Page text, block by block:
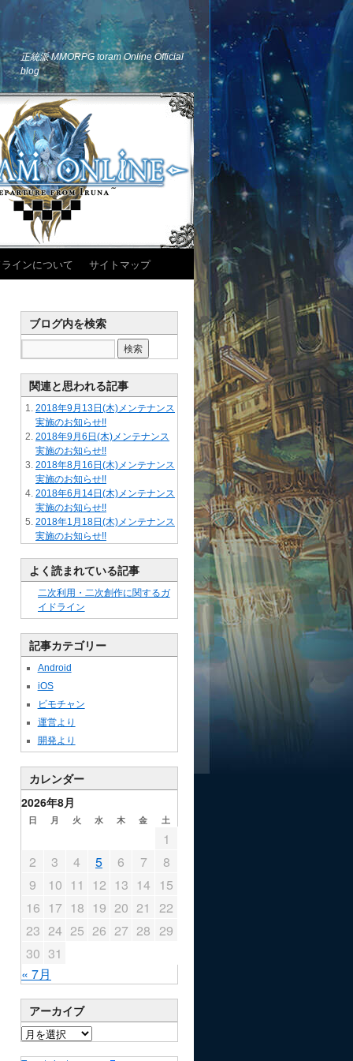
正統派 MMORPG toram Online Official
blog
インについて サイトマップ
ブログ内を検索
関連と思われる記事
2018年9月13日(木)メンテナンス
実施のお知らせ!!
2018年9月6日(木)メンテナンス
実施のお知らせ!!
2018年8月16日(木)メンテナンス
実施のお知らせ!!
2018年6月14日(木)メンテナンス
実施のお知らせ!!
2018年1月18日(木)メンテナンス
実施のお知らせ!!
よく読まれている記事
二次利用・二次創作に関するガ
イドライン
記事カテゴリー
Android
iOS
ビモチャン
運営より
開発より
カレンダー
2026年8月
日 月 火 水 木 金 土
« 7月
1
2
3 4 5 6 7
8
9
10 11 12 13 14 15
16 17 18 19 20 21
22
23 24 25 26 27 28 29
30 31
アーカイブ